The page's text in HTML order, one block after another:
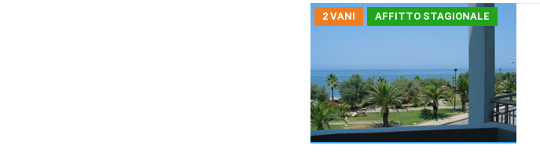
2 VANI
AFFITTO STAGIONALE